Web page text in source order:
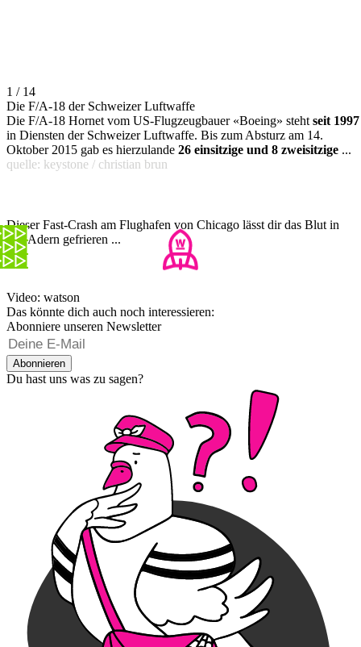
1 / 14
Die F/A-18 der Schweizer Luftwaffe
Die F/A-18 Hornet vom US-Flugzeugbauer «Boeing» steht seit 1997
in Diensten der Schweizer Luftwaffe. Bis zum Absturz am 14.
Oktober 2015 gab es hierzulande 26 einsitzige und 8 zweisitzige ...
quelle: keystone / christian brun
Dieser Fast-Crash am Flughafen von Chicago lässt dir das Blut in
den Adern gefrieren ...
Video: watson
Das könnte dich auch noch interessieren:
Abonniere unseren Newsletter
Abonnieren
Du hast uns was zu sagen?